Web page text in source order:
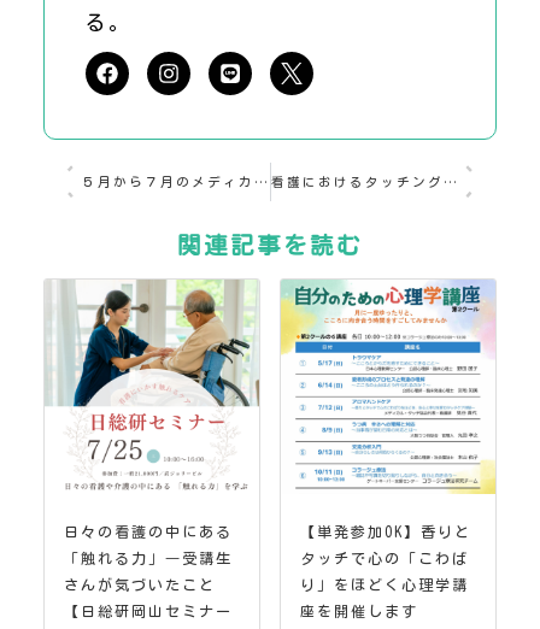
る。
５月から７月のメディカル・タッチ認定講座スケジュール 看護におけるタッチング ～タッチングの効果～
関連記事を読む
日々の看護の中にある
「触れる力」―受講生
さんが気づいたこと
【日総研岡山セミナー
【単発参加OK】香りと
タッチで心の「こわば
り」をほどく心理学講
座を開催します